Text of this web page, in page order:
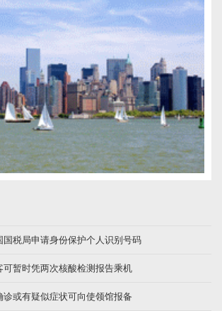
国税局申请身份保护个人识别号码
可暂时凭两次核酸检测报告乘机
诊或有疑似症状可向使领馆报备